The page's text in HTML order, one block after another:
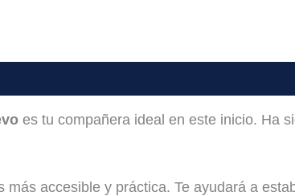
es tu compañera ideal en este inicio. Ha
accesible y práctica. Te ayudará a